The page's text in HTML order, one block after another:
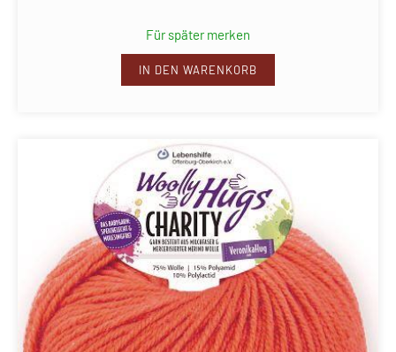
Für später merken
IN DEN WARENKORB